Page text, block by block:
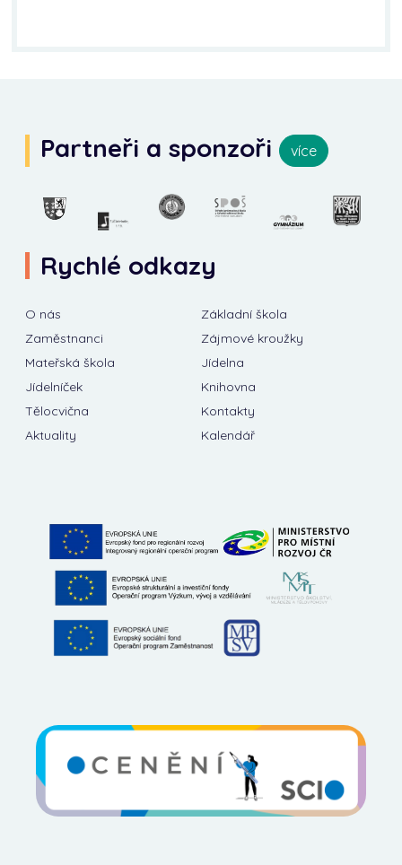
Partneři a sponzoři více
Rychlé odkazy
O nás
Základní škola
Zaměstnanci
Zájmové kroužky
Mateřská škola
Jídelna
Jídelníček
Knihovna
Tělocvična
Kontakty
Aktuality
Kalendář